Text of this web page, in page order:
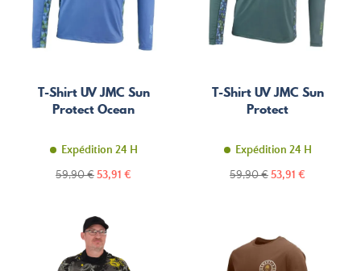
T-Shirt UV JMC Sun
Protect Ocean
Expédition 24 H
Prix
59,90 €Prix
53,91 €
T-Shirt UV JMC Sun
Protect
Expédition 24 H
Prix
59,90 €Prix
53,91 €